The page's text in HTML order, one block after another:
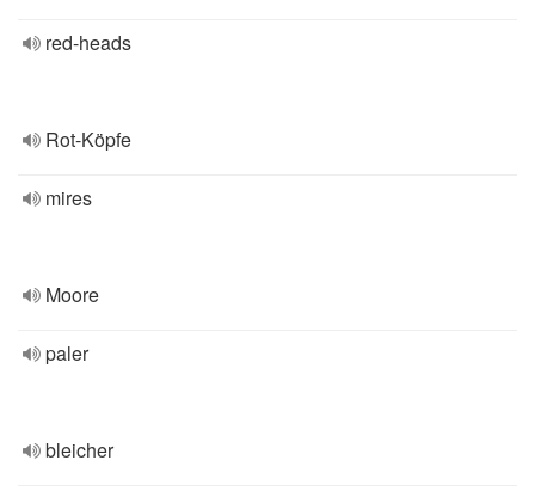
red-heads
Rot-Köpfe
mires
Moore
paler
bleicher